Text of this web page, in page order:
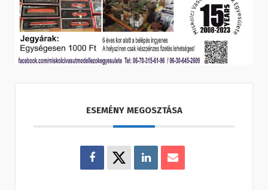
ESEMÉNY MEGOSZTÁSA